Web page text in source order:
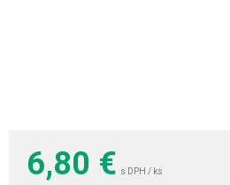
6,80 € s DPH / ks